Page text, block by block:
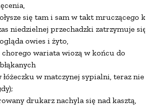
się tam i sam w takt mruczącego
niedzielnej przechadzki zatrzymuje się
owies i żyto,
wariata wiozą w końcu do
łóżeczku w matczynej sypialni, teraz nie
drukarz nachyla się nad kasztą,